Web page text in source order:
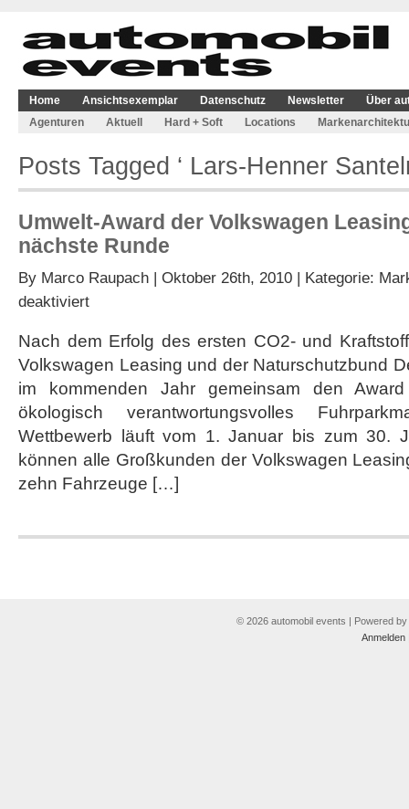
Home Ansichtsexemplar Datenschutz Newsletter
Über
Agenturen
Aktuell Hard + Soft Locations
Posts Tagged ‘ Lars-Henner
Umwelt-Award der Volkswagen
nächste Runde
By Marco Raupach | Oktober 26th, 2010 | Kategorie:
deaktiviertfür
der
Volkswagen
geht
in
nächste
Runde
Nach dem Erfolg des ersten CO2- und
Volkswagen Leasing und der Naturschutzbund
im kommenden Jahr gemeinsam den
ökologisch verantwortungsvolles
Wettbewerb läuft vom 1. Januar bis zum 30.
können alle Großkunden der Volkswagen
zehn Fahrzeuge […]
© 2026 automobil events | Powered by
Anmelden|